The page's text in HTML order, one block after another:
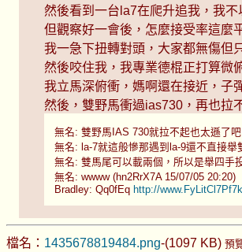
然後看到一台la7在爬升追我，我不
但觀察好一會後，怎麼接受率這
我一急下扭轉對頭，大家都無傷但
然後咬住我，我專業德棍正打算
我立馬深俯衝，媽啊還在接近，子
然後，雙野馬衝過ias730，再也拉
無名: 雙野馬IAS 730就拉不起也太遜了
無名: la-7就這般慘那遇到la-9還不直接
無名: 雙馬尾可以載兩個，所以是舉四手
無名: wwww (hn2RrX7A 15/07/05 20:20)
Bradley: Qq0fEq http://
檔名： 1435678819484.png-(1097 KB) 預